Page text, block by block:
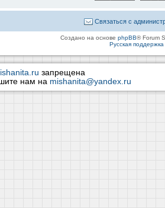
Связаться с
Создано на основе phpBB® Forum
Русская
запрещена
нам на mishanita@yandex.ru